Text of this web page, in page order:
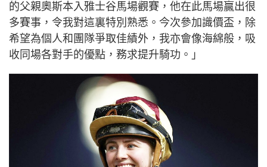
的父親奧斯本入雅士谷馬場觀賽，他在此馬場贏出很
多賽事，令我對這裏特別熟悉。今次參加識價盃，除
希望為個人和團隊爭取佳績外，我亦會像海綿般，吸
收同場各對手的優點，務求提升騎功。」